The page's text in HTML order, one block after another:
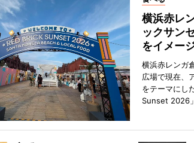
横浜赤レ
ックサン
をイメー
横浜赤レンガ
広場で現在、
をテーマにし
Sunset 2026